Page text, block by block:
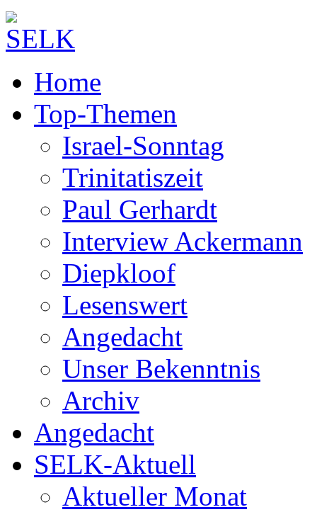
Home
Top-Themen
Israel-Sonntag
Trinitatiszeit
Paul Gerhardt
Interview Ackermann
Diepkloof
Lesenswert
Angedacht
Unser Bekenntnis
Archiv
Angedacht
SELK-Aktuell
Aktueller Monat